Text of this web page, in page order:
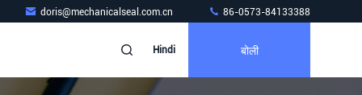
doris@mechanicalseal.com.cn 86-0573-84133388
Hindi बोली